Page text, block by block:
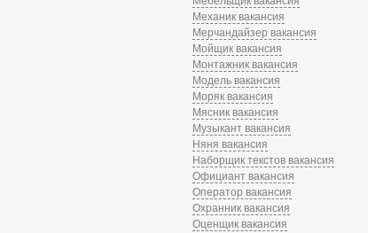
Механик вакансия
Мерчандайзер вакансия
Мойщик вакансия
Монтажник вакансия
Модель вакансия
Моряк вакансия
Мясник вакансия
Музыкант вакансия
Няня вакансия
Наборщик текстов вакансия
Официант вакансия
Оператор вакансия
Охранник вакансия
Оценщик вакансия